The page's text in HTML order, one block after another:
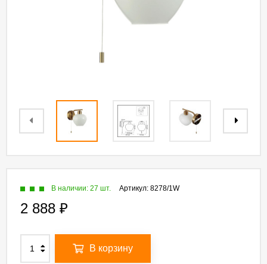
Артикул: 8278/1W
В наличии: 27 шт.
2 888 ₽
В корзину